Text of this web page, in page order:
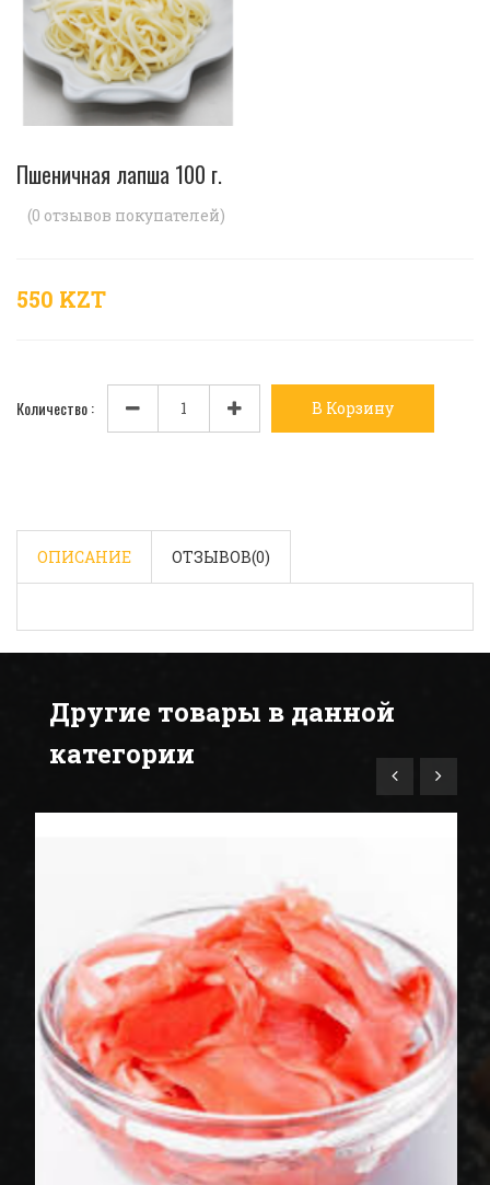
Пшеничная лапша 100 г.
(0 отзывов покупателей)
550 KZT
Количество : В Корзину
ОПИСАНИЕ ОТЗЫВОВ(0)
Другие товары в данной
категории